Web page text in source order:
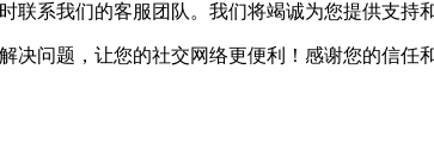
系我们的客服团队。我们将竭诚为您提供支持
问题，让您的社交网络更便利！感谢您的信任